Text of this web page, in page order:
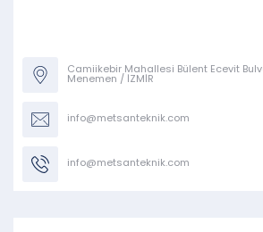
Camiikebir Mahallesi Bülent Ecevit
Menemen / İZMİR
info@metsanteknik.com
info@metsanteknik.com